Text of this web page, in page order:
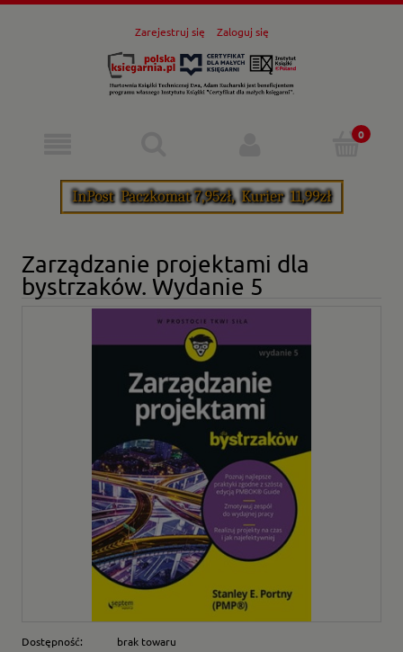
Zarejestruj się Zaloguj się
Zarządzanie projektami dla
bystrzaków. Wydanie 5
Dostępność: brak towaru